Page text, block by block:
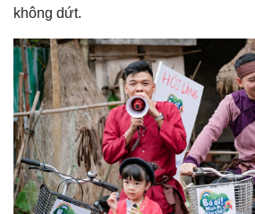
không dứt.